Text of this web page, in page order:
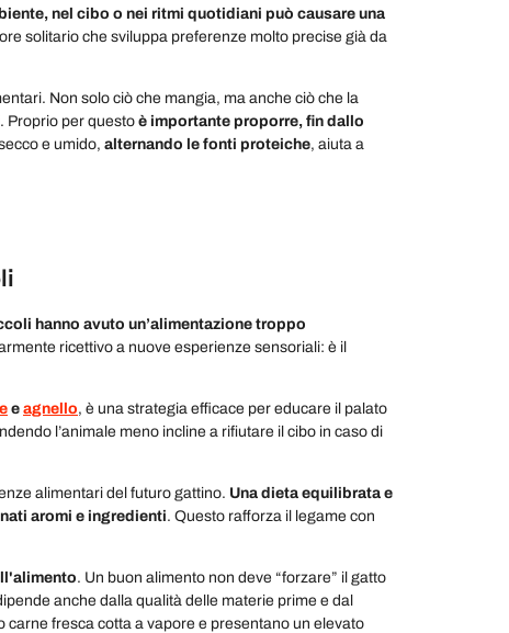
nel cibo o nei ritmi quotidiani può causare una
solitario che sviluppa preferenze molto precise già da
Non solo ciò che mangia, ma anche ciò che la
Proprio per questo è importante proporre, fin dallo
e umido, alternando le fonti proteiche, aiuta a
hanno avuto un’alimentazione troppo
ricettivo a nuove esperienze sensoriali: è il
e agnello, è una strategia efficace per educare il palato
l’animale meno incline a rifiutare il cibo in caso di
alimentari del futuro gattino. Una dieta equilibrata e
aromi e ingredienti. Questo rafforza il legame con
. Un buon alimento non deve “forzare” il gatto
anche dalla qualità delle materie prime e dal
carne fresca cotta a vapore e presentano un elevato